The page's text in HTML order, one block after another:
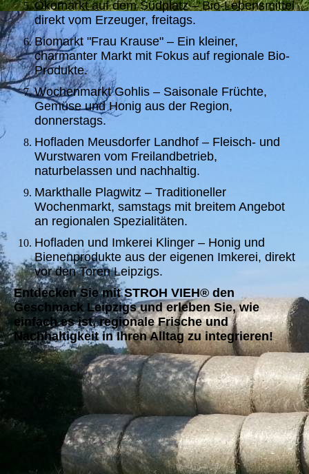
Ökomarkt auf dem Südplatz – Bio-Lebensmittel
direkt vom Erzeuger, freitags.
Biomarkt "Frau Krause" – Ein kleiner,
charmanter Markt mit Fokus auf regionale Bio-
Produkte.
Wochenmarkt Gohlis – Saisonale Früchte,
Gemüse und Honig aus der Region,
donnerstags.
Hofladen Meusdorfer Landhof – Fleisch- und
Wurstwaren vom Freilandbetrieb,
naturbelassen und nachhaltig.
Markthalle Plagwitz – Traditioneller
Wochenmarkt, samstags mit breitem Angebot
an regionalen Spezialitäten.
Hofladen und Imkerei Klinger – Honig und
Bienenprodukte aus der eigenen Imkerei, direkt
vor den Toren Leipzigs.
Entdecken Sie mit STROH VIEH® den
Geschmack Leipzigs und erleben Sie, wie
einfach es ist, regionale Frische und
Nachhaltigkeit in Ihren Alltag zu integrieren!